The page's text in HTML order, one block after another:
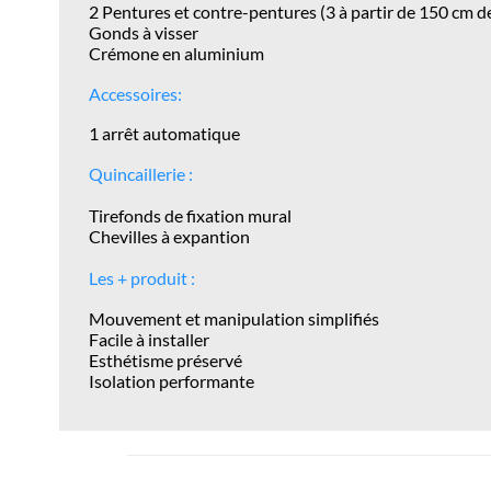
2 Pentures et contre-pentures (3 à partir de 150 cm
Gonds à visser
Crémone en aluminium
Accessoires:
1 arrêt automatique
Quincaillerie :
Tirefonds de fixation mural
Chevilles à expantion
Les + produit :
Mouvement et manipulation simplifiés
Facile à installer
Esthétisme préservé
Isolation performante